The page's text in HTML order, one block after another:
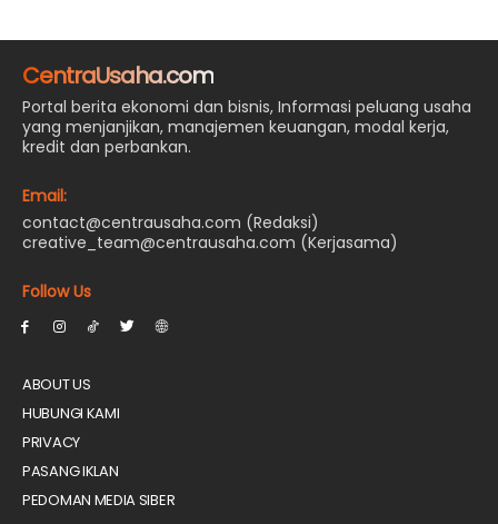
CentraUsaha.com
Portal berita ekonomi dan bisnis, Informasi peluang usaha
yang menjanjikan, manajemen keuangan, modal kerja,
kredit dan perbankan.
Email:
contact@centrausaha.com (Redaksi)
creative_team@centrausaha.com (Kerjasama)
Follow Us
ABOUT US
HUBUNGI KAMI
PRIVACY
PASANG IKLAN
PEDOMAN MEDIA SIBER